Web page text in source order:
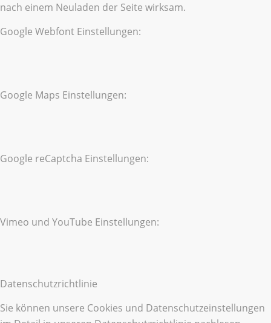
nach einem Neuladen der Seite wirksam.
Google Webfont Einstellungen:
Google Maps Einstellungen:
Google reCaptcha Einstellungen:
Vimeo und YouTube Einstellungen:
Datenschutzrichtlinie
Sie können unsere Cookies und Datenschutzeinstellungen